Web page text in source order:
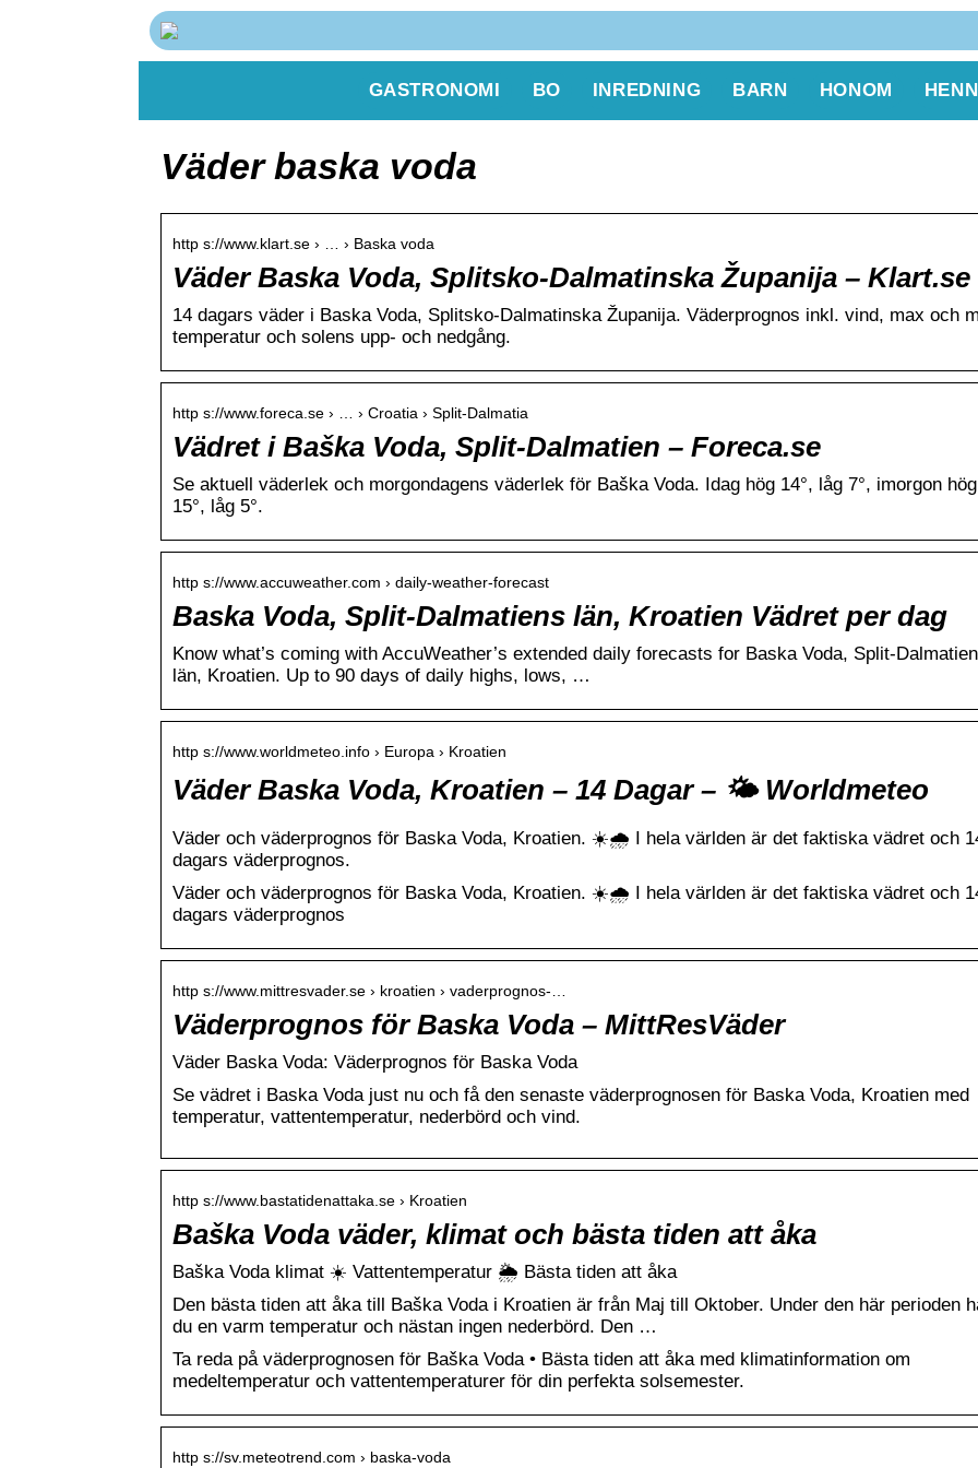
GASTRONOMI BO INREDNING BARN HONOM
Väder baska voda
http s://www.klart.se › … › Baska voda
Väder Baska Voda, Splitsko-Dalmatinska Županija – Klart.se
14 dagars väder i Baska Voda, Splitsko-Dalmatinska Županija. Väderprognos inkl. vind, max och
temperatur och solens upp- och nedgång.
http s://www.foreca.se › … › Croatia › Split-Dalmatia
Vädret i Baška Voda, Split-Dalmatien – Foreca.se
Se aktuell väderlek och morgondagens väderlek för Baška Voda. Idag hög 14°, låg 7°, imorgon hög
15°, låg 5°.
http s://www.accuweather.com › daily-weather-forecast
Baska Voda, Split-Dalmatiens län, Kroatien Vädret per dag
Know what’s coming with AccuWeather’s extended daily forecasts for Baska Voda, Split-
län, Kroatien. Up to 90 days of daily highs, lows, …
http s://www.worldmeteo.info › Europa › Kroatien
Väder Baska Voda, Kroatien – 14 Dagar – 🌤️ Worldmeteo
Väder och väderprognos för Baska Voda, Kroatien. ☀️🌧️ I hela världen är det faktiska vädret och
dagars väderprognos.
Väder och väderprognos för Baska Voda, Kroatien. ☀️🌧️ I hela världen är det faktiska vädret och
dagars väderprognos
http s://www.mittresvader.se › kroatien › vaderprognos-…
Väderprognos för Baska Voda – MittResVäder
Väder Baska Voda: Väderprognos för Baska Voda
Se vädret i Baska Voda just nu och få den senaste väderprognosen för Baska Voda, Kroatien med
temperatur, vattentemperatur, nederbörd och vind.
http s://www.bastatidenattaka.se › Kroatien
Baška Voda väder, klimat och bästa tiden att åka
Baška Voda klimat ☀️ Vattentemperatur 🌦️ Bästa tiden att åka
Den bästa tiden att åka till Baška Voda i Kroatien är från Maj till Oktober. Under den här perioden
du en varm temperatur och nästan ingen nederbörd. Den …
Ta reda på väderprognosen för Baška Voda • Bästa tiden att åka med klimatinformation om
medeltemperatur och vattentemperaturer för din perfekta solsemester.
http s://sv.meteotrend.com › baska-voda